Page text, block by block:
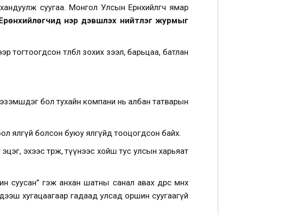
суугаа. Монгол Улсын Ерөнхийлөгч ямар
нэр дэвшүүлэх нийтлэг журмыг
төлбөл зохих зээл, барьцаа, батлан
бол тухайн компани нь албан татварын
ялгүй болсон буюу ялгүйд тооцогдсон байх.
эхээс төрж, түүнээс хойш тус улсын харьяат
гэж анхан шатны санал авах өдрөөс өмнөх
хугацаагаар гадаад улсад оршин суугаагүй